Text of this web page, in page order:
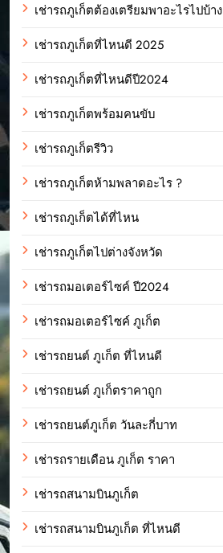
เช่ารถภูเก็ตต้องเตรียมพาอะไรไปบ้าง
เช่ารถภูเก็ตที่ไหนดี 2025
เช่ารถภูเก็ตที่ไหนดีปี2024
เช่ารถภูเก็ตพร้อมคนขับ
เช่ารถภูเก็ตรีวิว
เช่ารถภูเก็ตห้ามพลาดอะไร ?
เช่ารถภูเก็ตได้ที่ไหน
เช่ารถภูเก็ตไปต่างจังหวัด
เช่ารถมอเตอร์ไซค์ ปี2024
เช่ารถมอเตอร์ไซค์ ภูเก็ต
เช่ารถยนต์ ภูเก็ต ที่ไหนดี
เช่ารถยนต์ ภูเก็ตราคาถูก
เช่ารถยนต์ภูเก็ต วันละกี่บาท
เช่ารถรายเดือน ภูเก็ต ราคา
เช่ารถสนามบินภูเก็ต
เช่ารถสนามบินภูเก็ต ที่ไหนดี